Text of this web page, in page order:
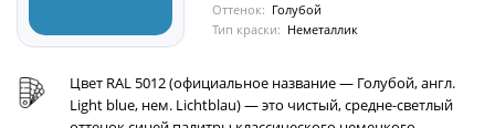
Оттенок: Голубой
Тип краски: Неметаллик
Цвет RAL 5012 (официальное название — Голубой, англ.
Light blue, нем. Lichtblau) — это чистый, средне-светлый